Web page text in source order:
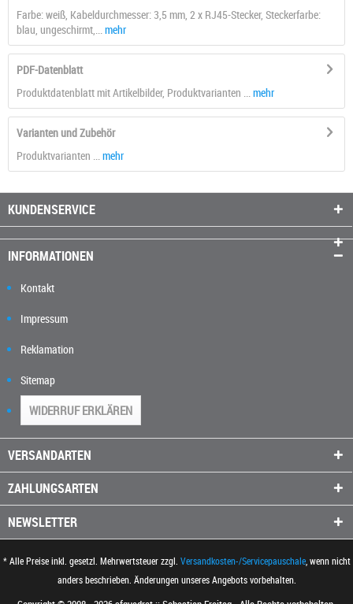
Farbe: weiß, Kabeldurchmesser: 3,5 mm, 2 x RJ45-Stecker, Steckerfarbe:
blau, ungeschirmt,...
mehr
PDF-Datenblatt
Produktdatenblatt mit Artikelbilder, Produktvarianten ... mehr
Varianten und Zubehör
Produktvarianten ... mehr
KUNDENSERVICE
INFORMATIONEN
Kontakt
Impressum
Reklamation
Sitemap
WIDERRUF ERKLÄREN
VERSANDARTEN
ZAHLUNGSARTEN
NEWSLETTER
* Alle Preise inkl. gesetzl. Mehrwertsteuer zzgl. Versandkosten-/Servicepauschale, wenn nicht
anders beschrieben. Änderungen unseres Angebots vorbehalten.